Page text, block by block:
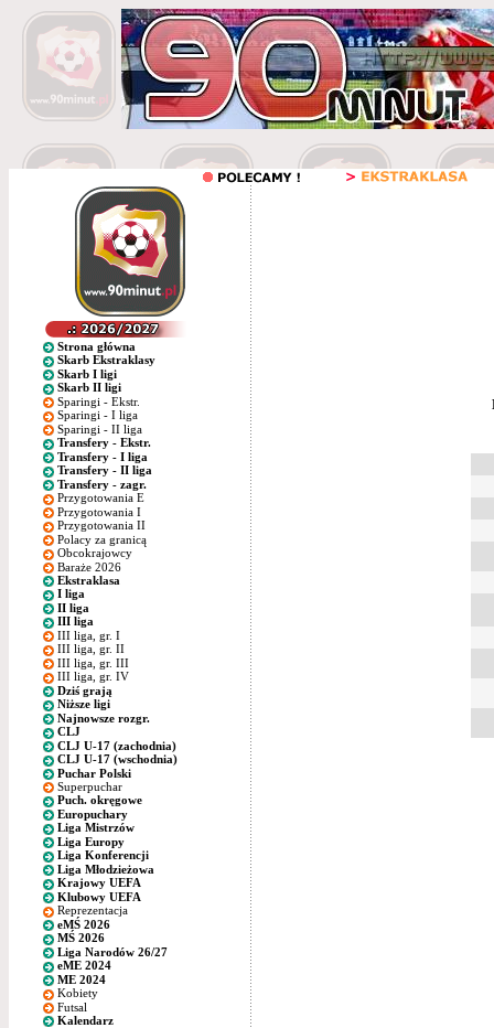
Strona główna
Skarb Ekstraklasy
Skarb I ligi
Skarb II ligi
Sparingi - Ekstr.
Sparingi - I liga
Sparingi - II liga
Transfery - Ekstr.
Transfery - I liga
Transfery - II liga
Transfery - zagr.
Przygotowania E
Przygotowania I
Przygotowania II
Polacy za granicą
Obcokrajowcy
Baraże 2026
Ekstraklasa
I liga
II liga
III liga
III liga, gr. I
III liga, gr. II
III liga, gr. III
III liga, gr. IV
Dziś grają
Niższe ligi
Najnowsze rozgr.
CLJ
CLJ U-17 (zachodnia)
CLJ U-17 (wschodnia)
Puchar Polski
Superpuchar
Puch. okręgowe
Europuchary
Liga Mistrzów
Liga Europy
Liga Konferencji
Liga Młodzieżowa
Krajowy UEFA
Klubowy UEFA
Reprezentacja
eMŚ 2026
MŚ 2026
Liga Narodów 26/27
eME 2024
ME 2024
Kobiety
Futsal
Kalendarz